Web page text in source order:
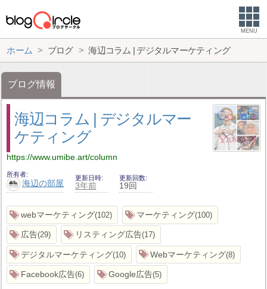
MENU
ホーム ブログ 海辺コラム | デジタルマーケティング
ブログ情報
海辺コラム | デジタルマー
ケティング
https://www.umibe.art/column
所有者
海辺の部屋
更新日時
3年前
更新回数
19回
webマーケティング 102 マーケティング 100
広告 29 リスティング広告 17
デジタルマーケティング 10 Webマーケティング 8
Facebook広告 6 Google広告 5